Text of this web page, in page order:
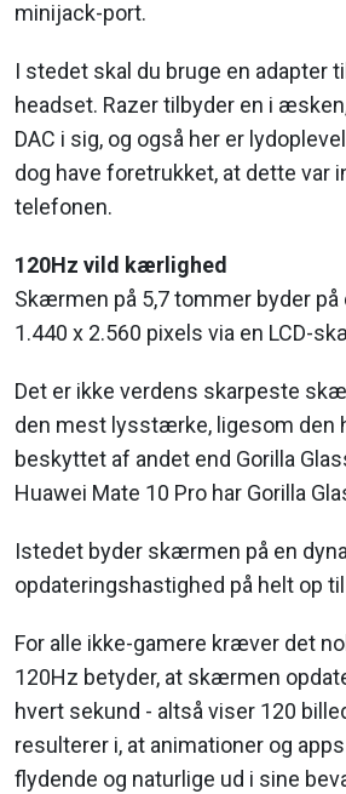
minijack-port.
I stedet skal du bruge en adapter
headset. Razer tilbyder en i
DAC i sig, og også her er
dog have foretrukket, at dette var
telefonen.
120Hz vild kærlighed
Skærmen på 5,7 tommer byder på
1.440 x 2.560 pixels via en LCD-
Det er ikke verdens skarpeste
den mest lysstærke, ligesom den
beskyttet af andet end Gorilla
Huawei Mate 10 Pro har Gorilla
Istedet byder skærmen på en
opdateringshastighed på helt op
For alle ikke-gamere kræver det
120Hz betyder, at skærmen
hvert sekund - altså viser 120
resulterer i, at animationer og
flydende og naturlige ud i sine